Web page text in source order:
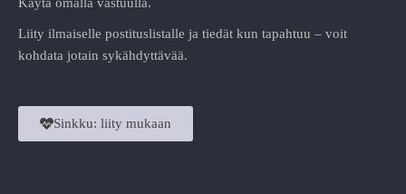
Liity ilmaiselle postituslistalle ja tiedät kun tapahtuu – voit
kohdata jotain sykähdyttävää.
Sinkku: liity mukaan